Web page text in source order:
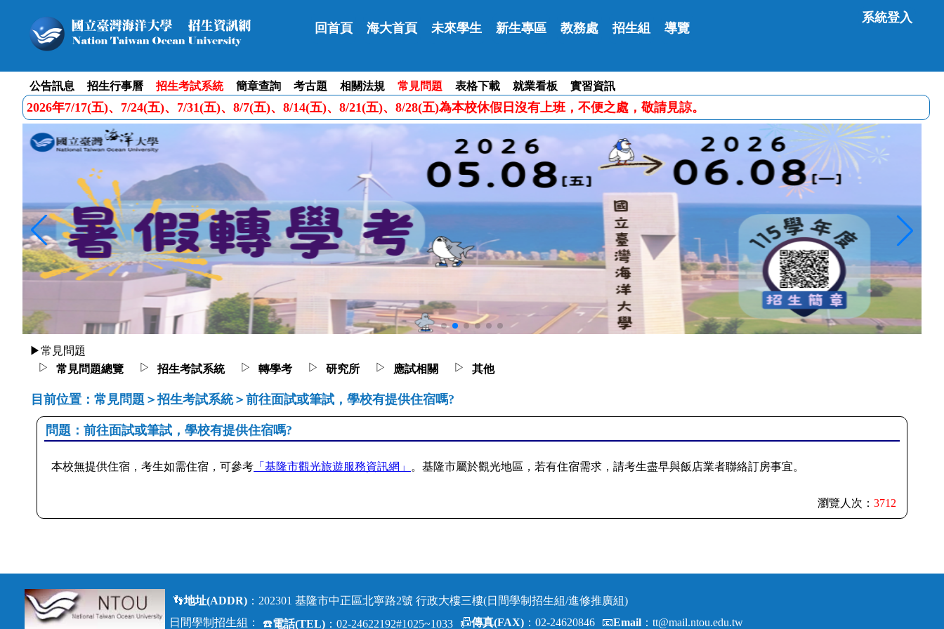
回首頁 海大首頁 未來學生 新生專區 教務處 招生組 導覽
系統登入
公告訊息 招生行事曆 招生考試系統 簡章查詢 考古題 相關法規 常見問題 表格下載 就業看板 實習資訊
2026年7/17(五)、7/24(五)、7/31(五)、8/7(五)、8/14(五)、8/21(五)、8/28(五)為本校休假日沒有上班，不便之處，敬請見諒。
▶常見問題
▷
常見問題總覽 ▷ 招生考試系統 ▷ 轉學考 ▷ 研究所 ▷ 應試相關 ▷ 其他
目前位置：常見問題＞招生考試系統＞前往面試或筆試，學校有提供住宿嗎?
問題：前往面試或筆試，學校有提供住宿嗎?
本校無提供住宿，考生如需住宿，可參考 「基隆市觀光旅遊服務資訊網」 。基隆市屬於觀光地區，若有住宿需求，請考生盡早與飯店業者聯絡訂房事宜。
瀏覽人次： 3712
👣地址(ADDR) ：202301 基隆市中正區北寧路2號 行政大樓三樓(日間學制招生組/進修推廣組)
日間學制招生組：
☎️電話(TEL) ：02-24622192#1025~1033 📠傳真(FAX) ：02-24620846 📧Email ： tt@mail.ntou.edu.tw